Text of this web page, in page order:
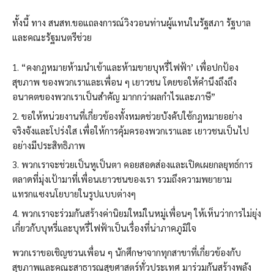
ทั้งนี้ ทาง สนสท.ขอแถลงการณ์วิงวอนท่านผู้แทนในรัฐสภา รัฐบาล
และคณะรัฐมนตรีช่วย
“คงกฎหมายห้ามนำเข้าและห้ามขายบุหรี่ไฟฟ้า’ เพื่อปกป้อง
สุขภาพ ของพวกเราและเพื่อน ๆ เยาวชน โดยขอให้คำนึงถึงถึง
อนาคตของพวกเราเป็นสำคัญ มากกว่าผลกำไรและภาษี”
ขอให้หน่วยงานที่เกี่ยวข้องทั้งหมดช่วยบังคับใช้กฎหมายอย่าง
จริงจังและโปร่งใส เพื่อให้การคุ้มครองพวกเราและ เยาวชนเป็นไป
อย่างมีประสิทธิภาพ
พวกเราจะช่วยเป็นหูเป็นตา คอยสอดส่องและเปิดเผยกลยุทธ์การ
ตลาดที่มุ่งเป้ามาที่เพื่อนเยาวชนของเรา รวมถึงความพยายาม
แทรกแซงนโยบายในรูปแบบต่างๆ
พวกเราจะร่วมกันสร้างค่านิยมใหม่ในหมู่เพื่อนๆ ให้เห็นว่าการไม่ยุ่ง
เกี่ยวกับบุหรี่และบุหรี่ไฟฟ้าเป็นเรื่องที่น่าภาคภูมิใจ
พวกเราขอเชิญชวนเพื่อน ๆ นักศึกษาจากทุกสาขาที่เกี่ยวข้องกับ
สุขภาพและคณะสาธารณสุขศาสตร์ทั่วประเทศ มาร่วมกันสร้างพลัง